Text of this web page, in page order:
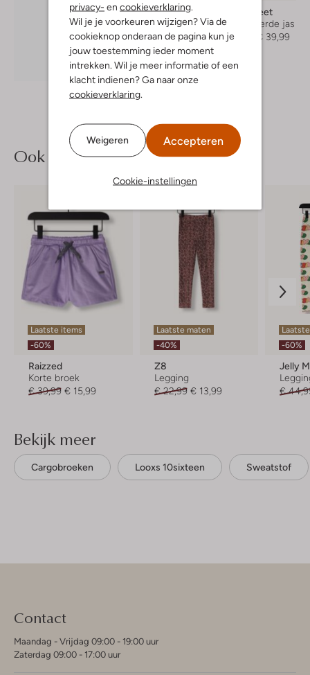
privacy- en cookieverklaring
Wil je je voorkeuren wijzigen? Via de
cookieknop onderaan de pagina kun je
jouw toestemming ieder moment
intrekken. Wil je meer informatie of een
klacht indienen? Ga naar onze
cookieverklaring
Weigeren Accepteren
Cookie-instellingen
Ontdek de look
Moodstreet
Gewatteerde jas
€ 79,99
€ 39,99
Ook iets voor jou?
Laatste items
-60%
Raizzed
Korte broek
€ 39,99 € 15,99
Laatste maten
-40%
Z8
Legging
€ 22,99 € 13,99
-60%
Jelly
€
Bekijk meer
Cargobroeken Looxs 10sixteen Sweatstof
Contact
Maandag - Vrijdag 09:00 - 19:00 uur
Zaterdag 09:00 - 17:00 uur